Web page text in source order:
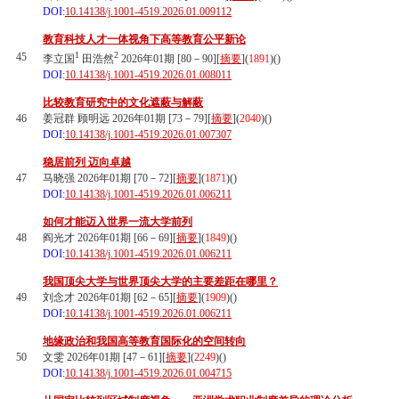
DOI:10.14138/j.1001-4519.2026.01.009112
45
教育科技人才一体视角下高等教育公平新论
李立国 1 田浩然2 2026年01期 [80－90][摘要](1891)()
DOI:10.14138/j.1001-4519.2026.01.008011
46
比较教育研究中的文化遮蔽与解蔽
姜冠群 顾明远 2026年01期 [73－79][摘要](2040)()
DOI:10.14138/j.1001-4519.2026.01.007307
47
稳居前列 迈向卓越
马晓强 2026年01期 [70－72][摘要](1871)()
DOI:10.14138/j.1001-4519.2026.01.006211
48
如何才能迈入世界一流大学前列
阎光才 2026年01期 [66－69][摘要](1849)()
DOI:10.14138/j.1001-4519.2026.01.006211
49
我国顶尖大学与世界顶尖大学的主要差距在哪里？
刘念才 2026年01期 [62－65][摘要](1909)()
DOI:10.14138/j.1001-4519.2026.01.006211
50
地缘政治和我国高等教育国际化的空间转向
文雯 2026年01期 [47－61][摘要](2249)()
DOI:10.14138/j.1001-4519.2026.01.004715